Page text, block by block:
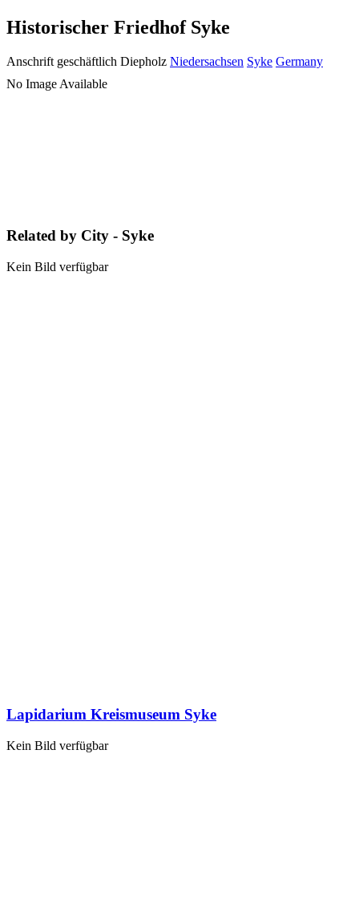
Historischer Friedhof Syke
Anschrift geschäftlich Diepholz Niedersachsen Syke Germany
No Image Available
Related by City - Syke
Kein Bild verfügbar
Lapidarium Kreismuseum Syke
Kein Bild verfügbar